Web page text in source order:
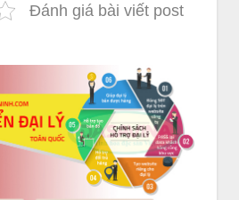
Đánh giá bài viết post